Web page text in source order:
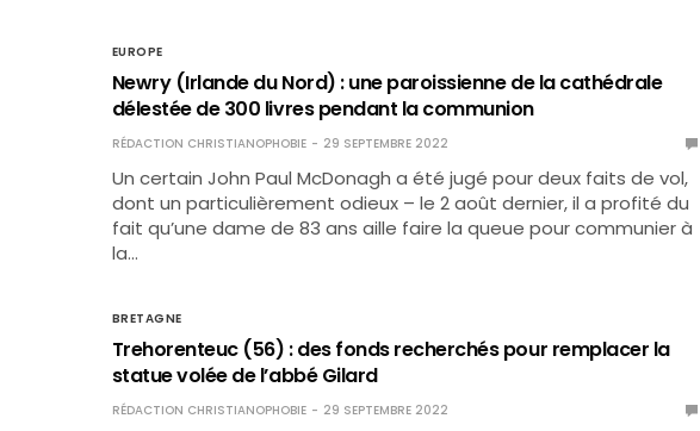
EUROPE
Newry (Irlande du Nord) : une paroissienne de la cathédrale
délestée de 300 livres pendant la communion
RÉDACTION CHRISTIANOPHOBIE 29 SEPTEMBRE 2022
Un certain John Paul McDonagh a été jugé pour deux faits de vol,
dont un particulièrement odieux – le 2 août dernier, il a profité du
fait qu’une dame de 83 ans aille faire la queue pour communier à
la…
BRETAGNE
Trehorenteuc (56) : des fonds recherchés pour remplacer la
statue volée de l’abbé Gilard
RÉDACTION CHRISTIANOPHOBIE 29 SEPTEMBRE 2022